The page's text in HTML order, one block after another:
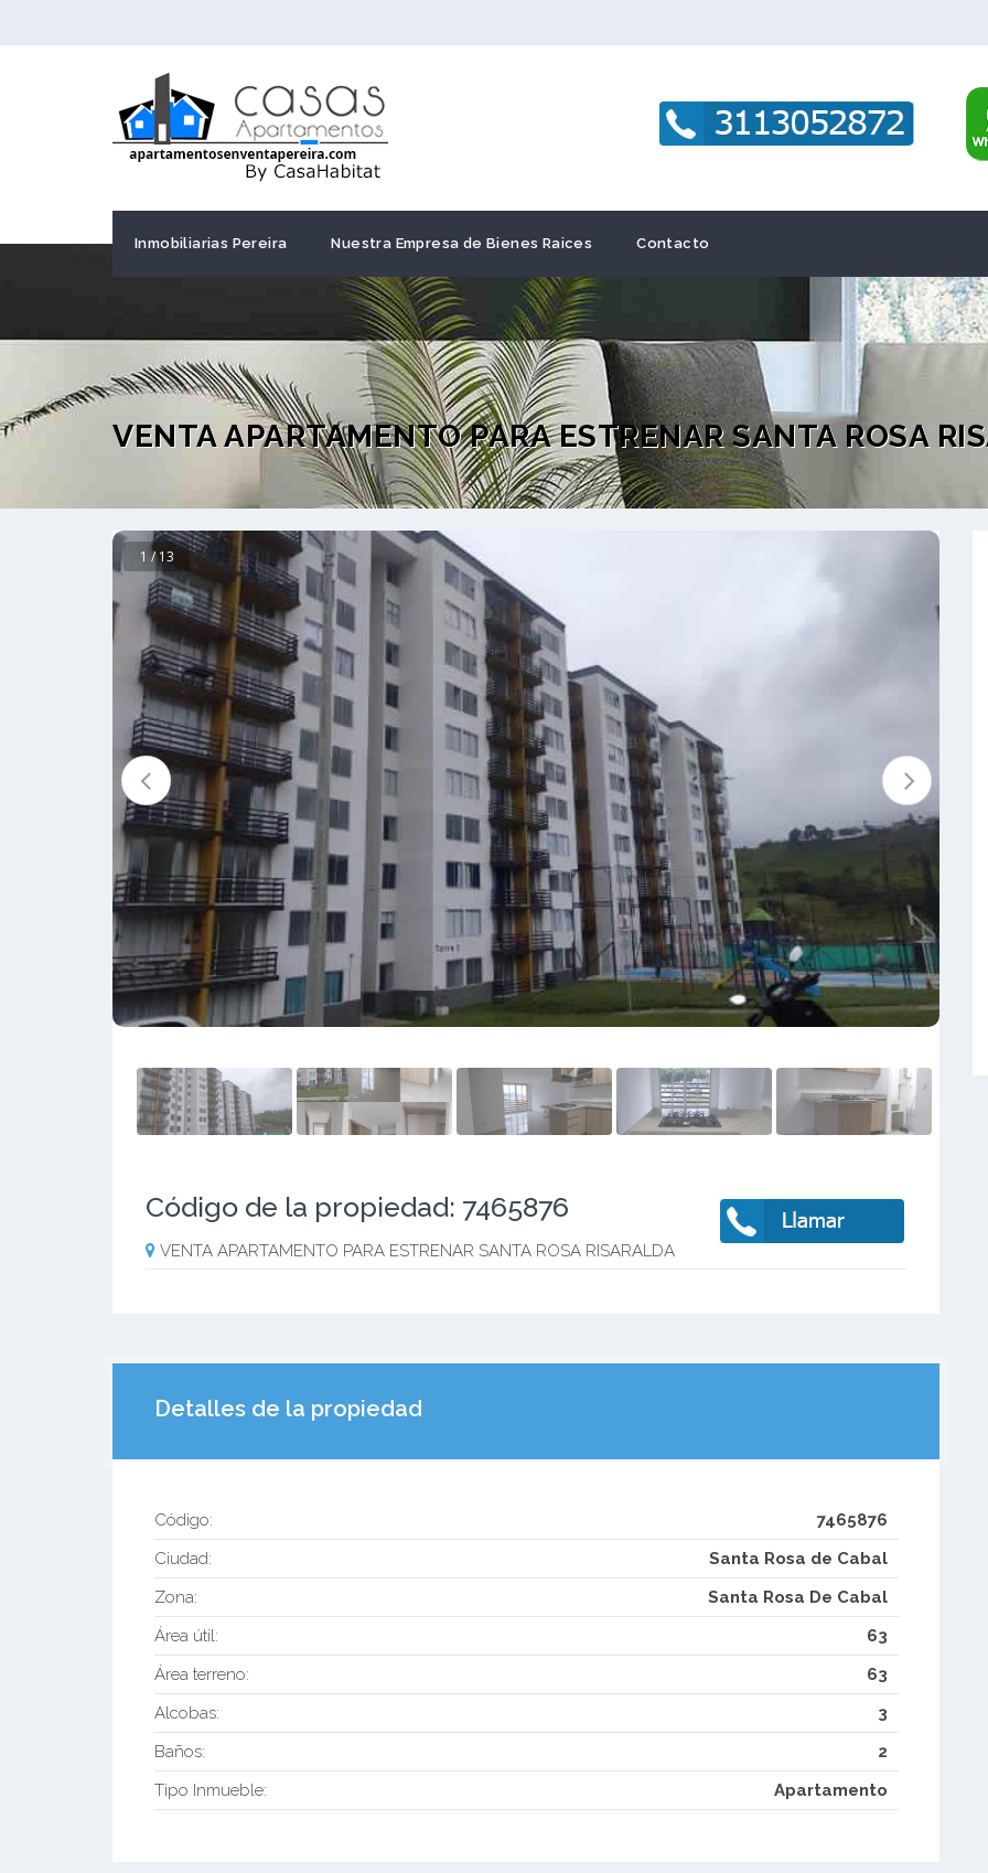
Inmobiliarias Pereira Nuestra Empresa de Bienes Raices Contacto
VENTA APARTAMENTO PARA ESTRENAR SANTA ROSA
1 / 13
Código de la propiedad: 7465876
VENTA APARTAMENTO PARA ESTRENAR SANTA ROSA RISARALDA
Detalles de la propiedad
Código:
7465876
Ciudad:
Santa Rosa de Cabal
Zona:
Santa Rosa De Cabal
Área útil:
63
Área terreno:
63
Alcobas:
3
Baños:
2
Tipo Inmueble:
Apartamento